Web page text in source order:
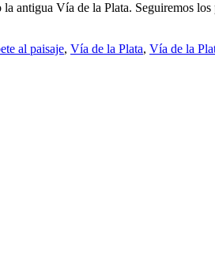
antigua Vía de la Plata. Seguiremos
al paisaje, Vía de la Plata, Vía de la